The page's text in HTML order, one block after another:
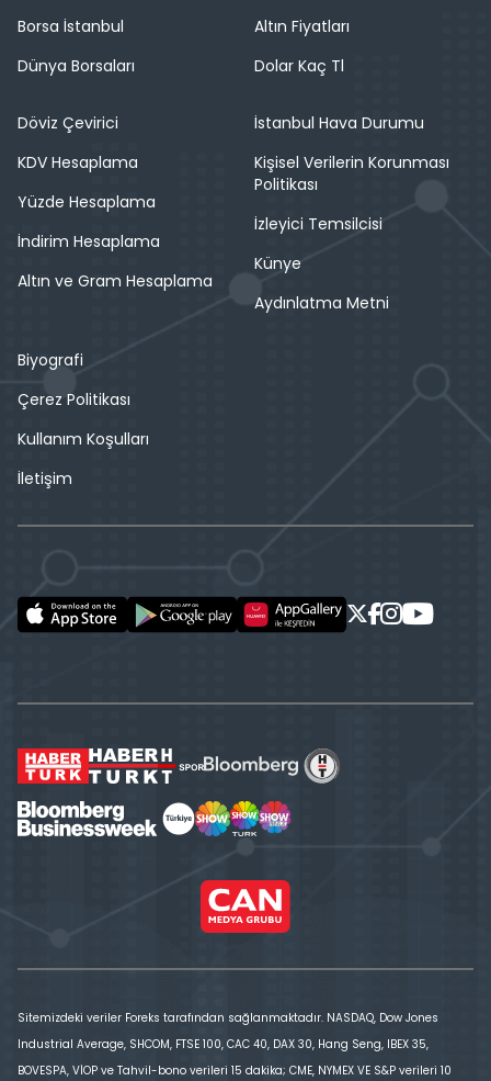
Borsa İstanbul
Dünya Borsaları
Altın Fiyatları
Dolar Kaç Tl
Döviz Çevirici
KDV Hesaplama
Yüzde Hesaplama
İndirim Hesaplama
Altın ve Gram Hesaplama
İstanbul Hava Durumu
Kişisel Verilerin Korunması
Politikası
İzleyici Temsilcisi
Künye
Aydınlatma Metni
Biyografi
Çerez Politikası
Kullanım Koşulları
İletişim
Sitemizdeki veriler Foreks tarafından sağlanmaktadır. NASDAQ, Dow Jones
Industrial Average, SHCOM, FTSE 100, CAC 40, DAX 30, Hang Seng, IBEX 35,
BOVESPA, VİOP ve Tahvil-bono verileri 15 dakika; CME, NYMEX VE S&P verileri 10